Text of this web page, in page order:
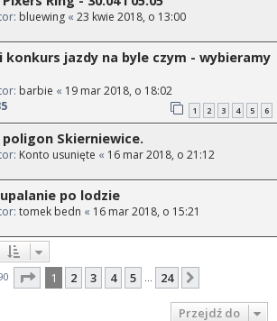
bluewing « 23 kwie 2018, o 13:00
i konkurs jazdy na byle czym - wybieramy
barbie « 19 mar 2018, o 18:02
1 2 3 4 5 6
Skierniewice.
Konto usunięte « 16 mar 2018, o 21:12
po lodzie
tomek bedn « 16 mar 2018, o 15:21
Strona z24
1 2 3 4 5 … 24
Przejdź do